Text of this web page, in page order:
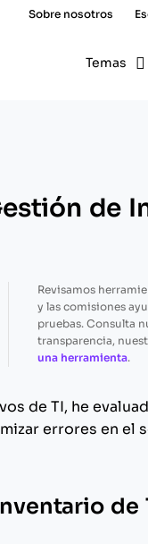
Sobre nosotros
Temas
de
Revisamos
y las comisiones
pruebas. Consulta
transparencia,
una herramienta.
de TI, he
errores en el
de